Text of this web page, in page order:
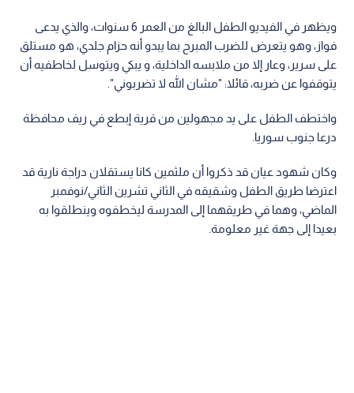
ويظهر في الفيديو الطفل البالغ من العمر 6 سنوات، والذي يدعى
فواز، وهو يتعرض للضرب المبرح بما يبدو أنه حزام جلدي، هو مستلق
على سرير، وعار إلا من ملابسه الداخلية، و يبكي ويتوسل لخاطفيه أن
يتوقفوا عن ضربه، قائلا: "مشان الله لا تضربوني".
واختطف الطفل على يد مجهولين من قرية إبطع في ريف محافظة
درعا جنوب سوريا.
وكان شهود عيان قد ذكروا أن ملثمين كانا يستقلان دراجة نارية قد
اعترضا طريق الطفل وشقيقه في الثاني تشرين الثاني/نوفمبر
الماضي، وهما في طريقهما إلى المدرسة ليخطفوه وينطلقوا به
بعيدا إلى جهة غير معلومة.